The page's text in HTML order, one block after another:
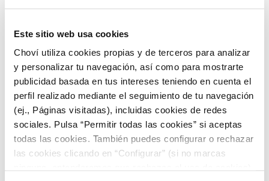
Este sitio web usa cookies
Choví utiliza cookies propias y de terceros para analizar
y personalizar tu navegación, así como para mostrarte
publicidad basada en tus intereses teniendo en cuenta el
perfil realizado mediante el seguimiento de tu navegación
(ej., Páginas visitadas), incluidas cookies de redes
sociales. Pulsa “Permitir todas las cookies” si aceptas
todas las cookies. También puedes configurar o rechazar
las cookies clicando en “Configurar” (si no marcas